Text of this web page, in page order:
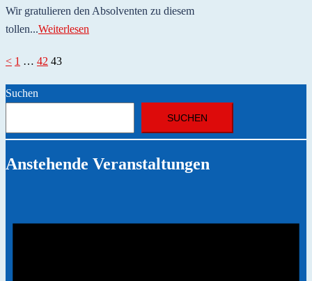
Wir gratulieren den Absolventen zu diesem
tollen...Weiterlesen
Seitennummerierung
der
Beiträge
< 1 … 42 43
Suchen
SUCHEN
Anstehende Veranstaltungen